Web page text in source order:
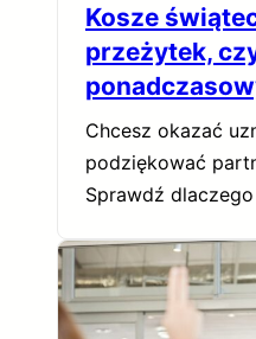
Kosze
przeżytek,
Chcesz okazać
podziękować
Sprawdź